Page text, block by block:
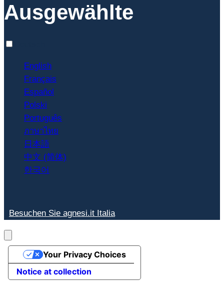
Ausgewählte
English
Français
Español
Polski
Português
ภาษาไทย
日本語
中文 (简体)
한국어
Besuchen Sie agnesi.it Italia
Notice at collection
Your Privacy Choices